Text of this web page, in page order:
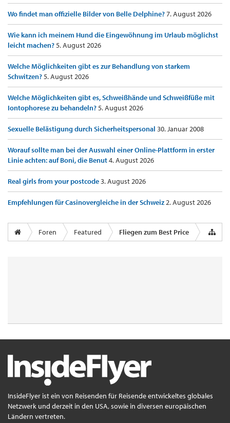
Wo findet man offizielle Bilder von Belle Delphine?7. August 2026
Wie kann ich meinem Hund die Eingewöhnung im Urlaub möglichst
leicht machen?5. August 2026
Welche Möglichkeiten gibt es zur Behandlung von starkem
Schwitzen?5. August 2026
Welche Möglichkeiten gibt es, Schweißhände und Schweißfüße mit
Iontophorese zu behandeln?5. August 2026
Sexuelle Belästigung durch Sicherheitspersonal 30. Januar 2008
Worauf sollte man bei der Auswahl einer Online-Plattform in erster
Linie achten: auf Boni, die Benut4. August 2026
Real girls from your postcode3. August 2026
Empfehlungen für Casinovergleiche in der Schweiz2. August 2026
Foren Featured Fliegen zum Best Price
InsideFlyer ist ein von Reisenden für Reisende entwickeltes globales
Netzwerk und derzeit in den USA, sowie in diversen europäischen
Ländern vertreten.